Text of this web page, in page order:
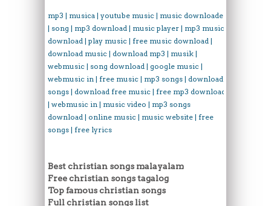
mp3 | musica | youtube music | music downloader
| song | mp3 download | music player | mp3 music
download | play music | free music download |
download music | download mp3 | musik |
webmusic | song download | google music |
webmusic in | free music | mp3 songs | download
songs | download free music | free mp3 download
| webmusic in | music video | mp3 songs
download | online music | music website | free
songs | free lyrics
Best christian songs malayalam
Free christian songs tagalog
Top famous christian songs
Full christian songs list